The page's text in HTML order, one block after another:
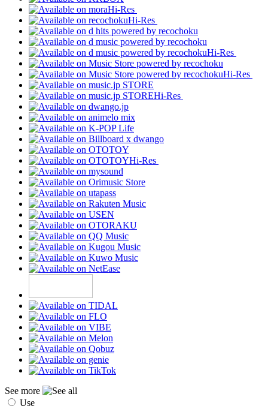
Hi-Res
Hi-Res
Hi-Res
Hi-Res
Hi-Res
Hi-Res
See more
Use